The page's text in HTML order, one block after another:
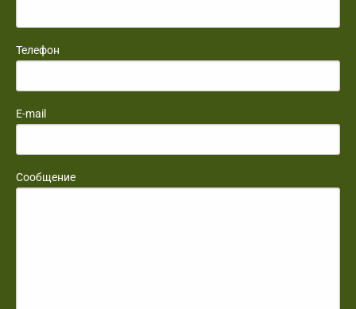
Телефон
E-mail
Сообщение